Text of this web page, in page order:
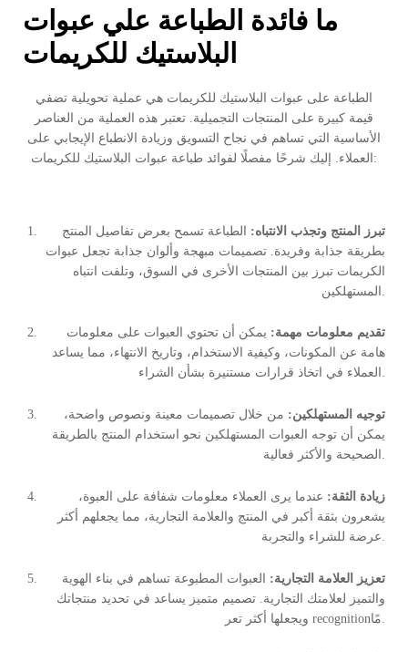
ما فائدة الطباعة علي عبوات
البلاستيك للكريمات
الطباعة على عبوات البلاستيك للكريمات هي عملية تحويلية تضفي
قيمة كبيرة على المنتجات التجميلية. تعتبر هذه العملية من العناصر
الأساسية التي تساهم في نجاح التسويق وزيادة الانطباع الإيجابي على
العملاء. إليك شرحًا مفصلًا لفوائد طباعة عبوات البلاستيك للكريمات:
تبرز المنتج وتجذب الانتباه: الطباعة تسمح بعرض تفاصيل المنتج
بطريقة جذابة وفريدة. تصميمات مبهجة وألوان جذابة تجعل عبوات
الكريمات تبرز بين المنتجات الأخرى في السوق، وتلفت انتباه
تقديم معلومات مهمة: يمكن أن تحتوي العبوات على معلومات
هامة عن المكونات، وكيفية الاستخدام، وتاريخ الانتهاء، مما يساعد
العملاء في اتخاذ قرارات مستنيرة بشأن الشراء.
توجيه المستهلكين: من خلال تصميمات معينة ونصوص واضحة،
يمكن أن توجه العبوات المستهلكين نحو استخدام المنتج بالطريقة
الصحيحة والأكثر فعالية.
زيادة الثقة: عندما يرى العملاء معلومات شفافة على العبوة،
يشعرون بثقة أكبر في المنتج والعلامة التجارية، مما يجعلهم أكثر
تعزيز العلامة التجارية: العبوات المطبوعة تساهم في بناء الهوية
والتميز لعلامتك التجارية. تصميم متميز يساعد في تحديد منتجاتك